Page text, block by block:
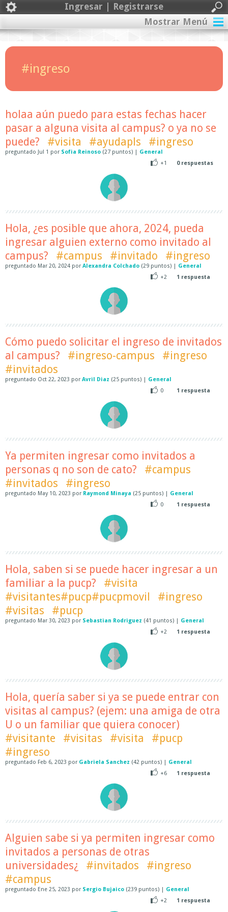
Ingresar | Registrarse
Mostrar Menú
#ingreso
holaa aún puedo para estas fechas hacer
pasar a alguna visita al campus? o ya no se
puede?
#visita #ayudapls #ingreso
preguntado Jul 1 por Sofia Reinoso (27 puntos) | General
+1
0respuestas
Hola, ¿es posible que ahora, 2024, pueda
ingresar alguien externo como invitado al
campus?
#campus #invitado #ingreso
preguntado Mar 20, 2024 por Alexandra Colchado (29 puntos) | General
+2
1 respuesta
Cómo puedo solicitar el ingreso de invitados
al campus?
#ingreso-campus
#ingreso
#invitados
preguntado Oct 22, 2023 por Avril Diaz (25 puntos) | General
0
1 respuesta
Ya permiten ingresar como invitados a
personas q no son de cato?
#campus
#invitados
#ingreso
preguntado May 10, 2023 por Raymond Minaya (25 puntos) | General
0
1 respuesta
Hola, saben si se puede hacer ingresar a un
familiar a la pucp?
#visita
#visitantes#pucp#pucpmovil
#ingreso
#visitas
#pucp
preguntado Mar 30, 2023 por Sebastian Rodriguez (41 puntos) | General
+2
1 respuesta
Hola, quería saber si ya se puede entrar con
visitas al campus? (ejem: una amiga de otra
U o un familiar que quiera conocer)
#visitante
#visitas #visita
#pucp
#ingreso
preguntado Feb 6, 2023 por Gabriela Sanchez (42 puntos) | General
+6
1 respuesta
Alguien sabe si ya permiten ingresar como
invitados a personas de otras
universidades¿
#invitados
#ingreso
#campus
preguntado Ene 25, 2023 por Sergio Bujaico (239 puntos) | General
+2
1 respuesta